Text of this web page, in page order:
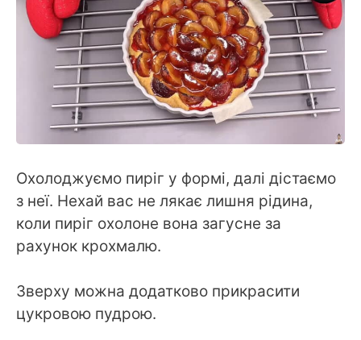
Охолоджуємо пиріг у формі, далі дістаємо
з неї. Нехай вас не лякає лишня рідина,
коли пиріг охолоне вона загусне за
рахунок крохмалю.
Зверху можна додатково прикрасити
цукровою пудрою.